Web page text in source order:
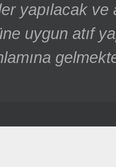
yapılacak ve
uygun atıf